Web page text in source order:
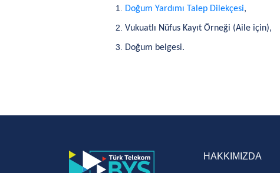
Doğum Yardımı Talep Dilekçesi,
Vukuatlı Nüfus Kayıt Örneği (Aile için),
Doğum belgesi.
HAKKIMIZDA